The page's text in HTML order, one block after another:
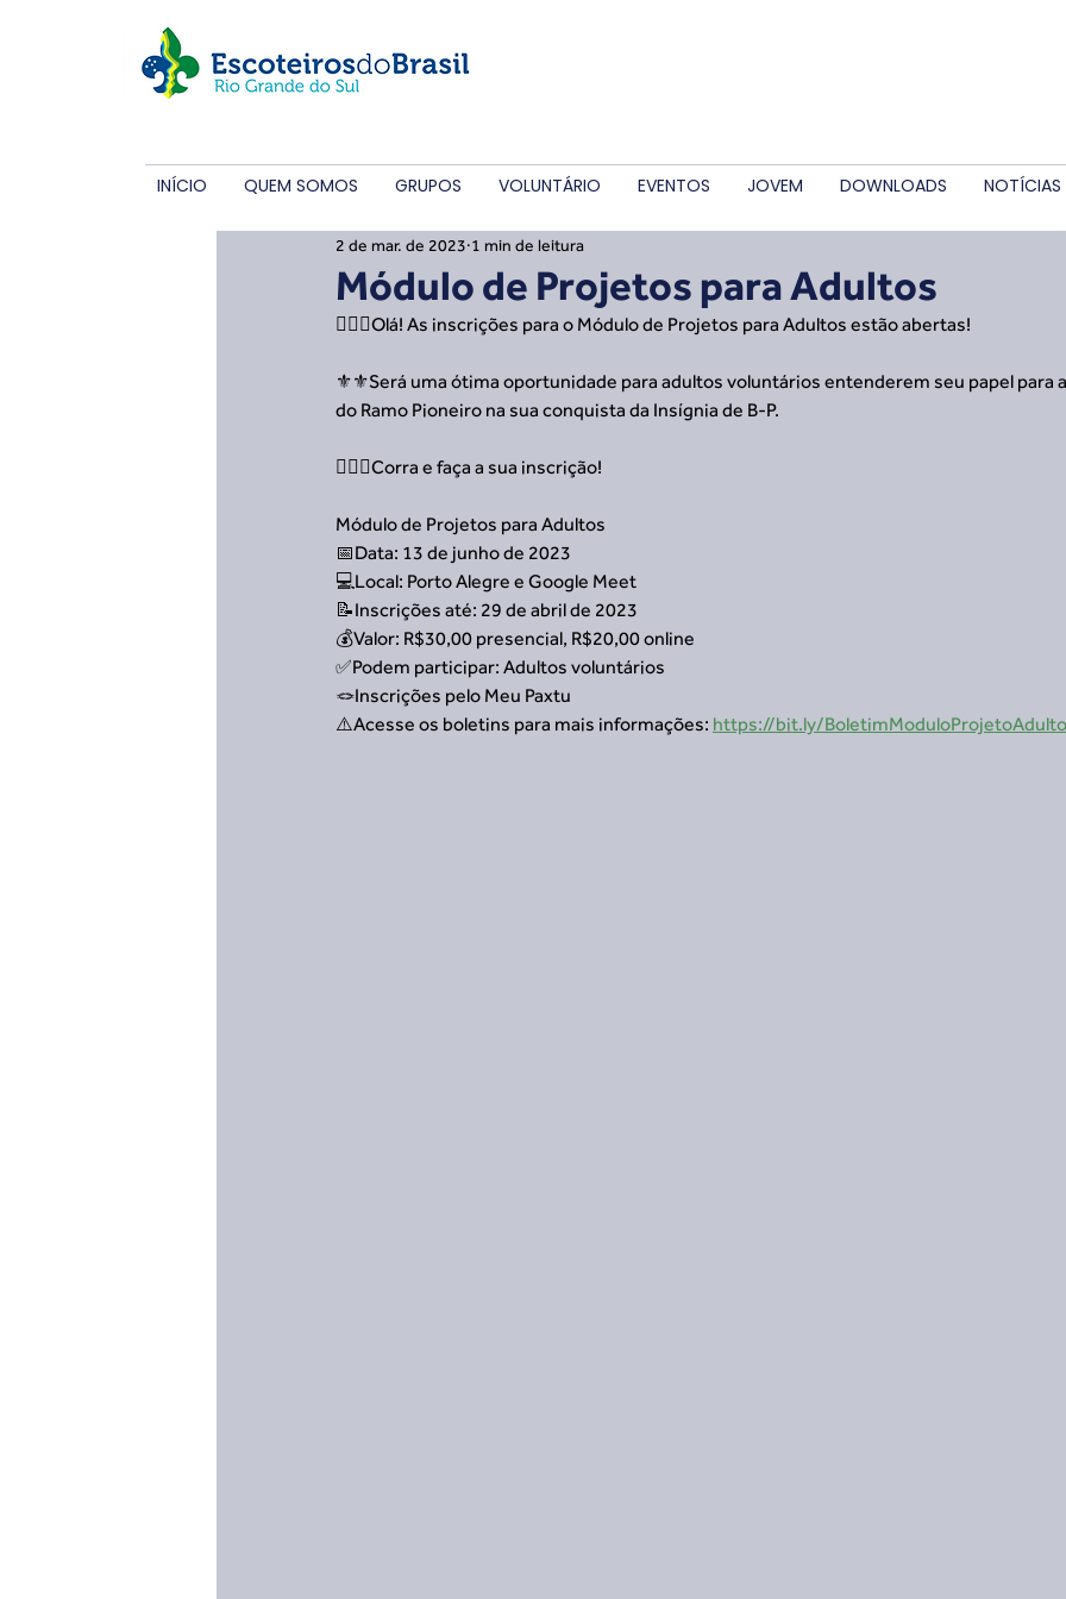
INÍCIO QUEM SOMOS GRUPOS VOLUNTÁRIO EVENTOS JOVEM DOWNLOADS NOTÍCIAS
Módulo de Projetos para Adultos
2 de mar. de 2023 1 min de leitura
🙋🏼‍♂️Olá! As inscrições para o Módulo de Projetos para Adultos estão abertas!
⚜️⚜️Será uma ótima oportunidade para adultos voluntários entenderem seu papel para
do Ramo Pioneiro na sua conquista da Insígnia de B-P.
🏃🏻‍♀️Corra e faça a sua inscrição!
Módulo de Projetos para Adultos
📅Data: 13 de junho de 2023
💻Local: Porto Alegre e Google Meet
📝Inscrições até: 29 de abril de 2023
💰Valor: R$30,00 presencial, R$20,00 online
✅Podem participar: Adultos voluntários
🪢Inscrições pelo Meu Paxtu
⚠️Acesse os boletins para mais informações: https://bit.ly/